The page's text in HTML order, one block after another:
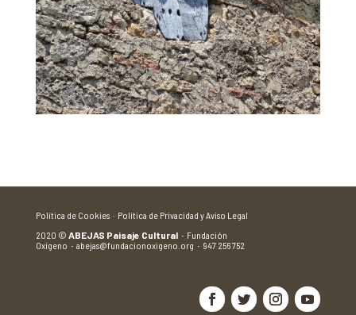
Política de Cookies · Política de Privacidad y Aviso Legal
2020 © ABEJAS Paisaje Cultural · Fundación
Oxígeno · abejas@fundacionoxigeno.org · 947 256 752